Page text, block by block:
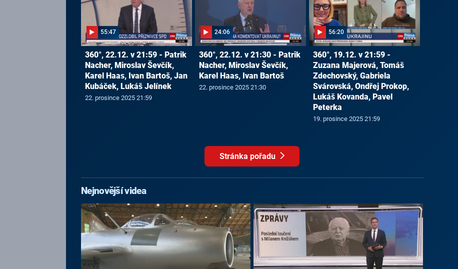
55:47
360°, 22.12. v 21:59 - Patrik
Nacher, Miroslav Ševčík,
Karel Haas, Ivan Bartoš, Jan
Kubáček, Lukáš Jelínek
22. prosince 2025 21:59
24:06
360°, 22.12. v 21:30 - Patrik
Nacher, Miroslav Ševčík,
Karel Haas, Ivan Bartoš
22. prosince 2025 21:30
56:20
360°, 19.12. v 21:59 -
Zuzana Majerová, Tomáš
Zdechovský, Gabriela
Svárovská, Ondřej Prokop,
Lukáš Kovanda, Pavel
Peterka
19. prosince 2025 21:59
Stránka pořadu
Nejnovější videa